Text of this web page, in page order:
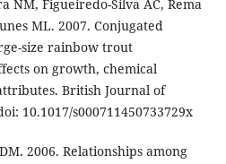
NM, Figueiredo-Silva AC, Rema
ML. 2007. Conjugated
size rainbow trout
on growth, chemical
British Journal of
10.1017/s000711450733729x
2006. Relationships among